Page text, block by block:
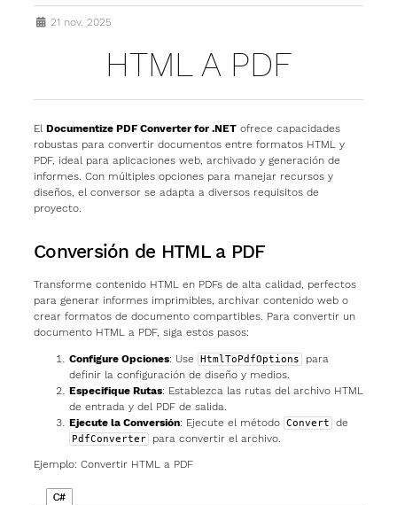
21 nov. 2025
SUBSECCIONES DE
HTML A PDF
El Documentize PDF Converter for .NETofrece capacidades
robustas para convertir documentos entre formatos HTML y
PDF, ideal para aplicaciones web, archivado y generación de
informes. Con múltiples opciones para manejar recursos y
diseños, el conversor se adapta a diversos requisitos de
proyecto.
Conversión de HTML a PDF
Transforme contenido HTML en PDFs de alta calidad, perfectos
para generar informes imprimibles, archivar contenido web o
crear formatos de documento compartibles. Para convertir un
documento HTML a PDF, siga estos pasos:
Configure Opciones: Use HtmlToPdfOptions
para
definir la configuración de diseño y medios.
Especifique Rutas: Establezca las rutas del archivo HTML
de entrada y del PDF de salida.
Ejecute la Conversión: Ejecute el método Convert de
PdfConverter para convertir el archivo.
Ejemplo: Convertir HTML a PDF
C#